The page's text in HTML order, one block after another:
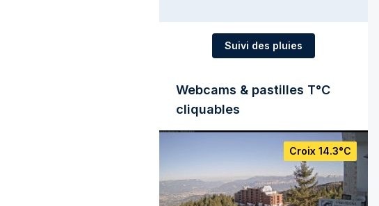
Suivi des pluies
Webcams & pastilles T°C
cliquables
Croix 14.3°C